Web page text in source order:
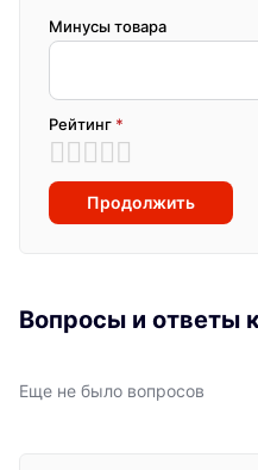
Минусы товара
Рейтинг *
Продолжить
Вопросы и ответы
Еще не было вопросов